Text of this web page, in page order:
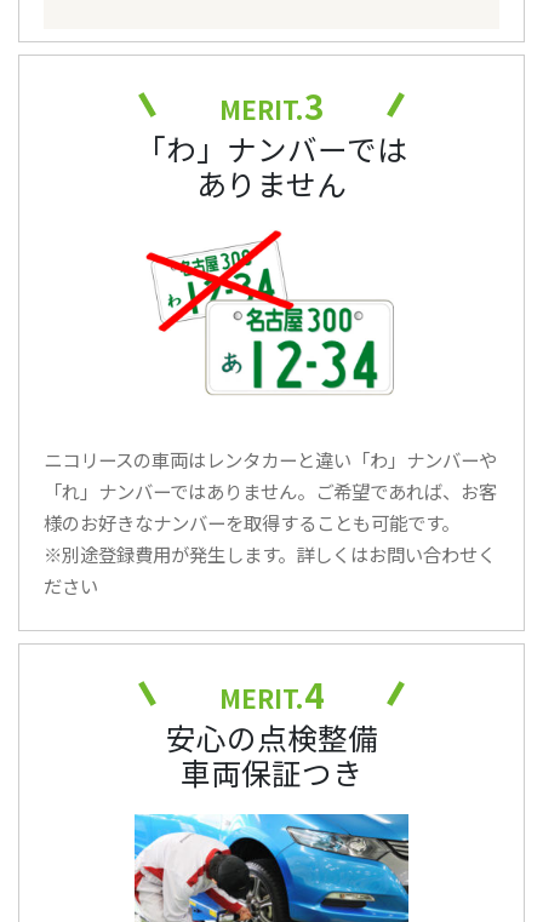
MERIT.3
「わ」ナンバーでは
ありません
ニコリースの車両はレンタカーと違い「わ」ナンバーや
「れ」ナンバーではありません。ご希望であれば、お客
様のお好きなナンバーを取得することも可能です。
※別途登録費用が発生します。詳しくはお問い合わせく
ださい
MERIT.4
安心の点検整備
車両保証つき